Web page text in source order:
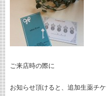
ご来店時の際に
お知らせ頂けると、追加生薬チケ